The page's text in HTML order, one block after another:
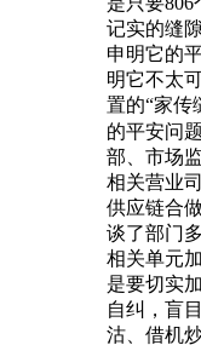
记实的缝
申明它的
明它不太
置的“家传
的平安问题
部、市场
相关营业
供应链合
谈了部门
相关单元
是要切实
自纠，盲
沽、借机